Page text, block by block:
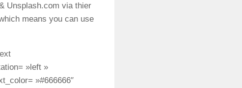
Unsplash.com via thier
means you can use
»left »
»#666666″